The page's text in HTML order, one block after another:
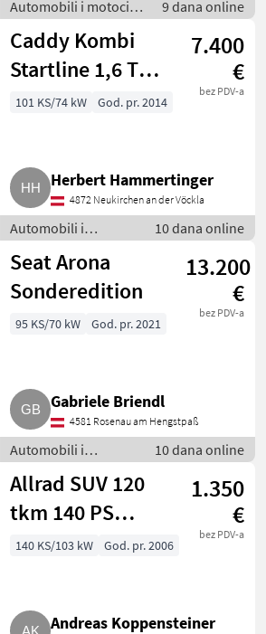
Automobili i motocikli
/ Limuzine
9 dana online
Caddy Kombi
Startline 1,6 TDI
DPF
7.400
€
bez PDV-a
101 KS/74 kW God. pr. 2014
Herbert Hammertinger
4872 Neukirchen an der Vöckla
Automobili i
motocikli / Limuzine
10 dana online
Seat Arona
Sonderedition
13.200
€
bez PDV-a
95 KS/70 kW God. pr. 2021
Gabriele Briendl
4581 Rosenau am Hengstpaß
Automobili i
motocikli / Limuzine
10 dana online
Allrad SUV 120
tkm 140 PS
Diesel 2.300 kg
1.350
€
bez PDV-a
140 KS/103 kW God. pr. 2006
Andreas Koppensteiner